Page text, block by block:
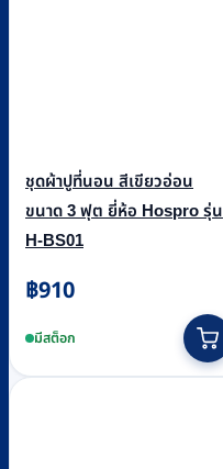
ชุดผ้าปูที่นอน สีเขียวอ่อน
ขนาด 3 ฟุต ยี่ห้อ Hospro รุ่น
H-BS01
฿910
มีสต็อก